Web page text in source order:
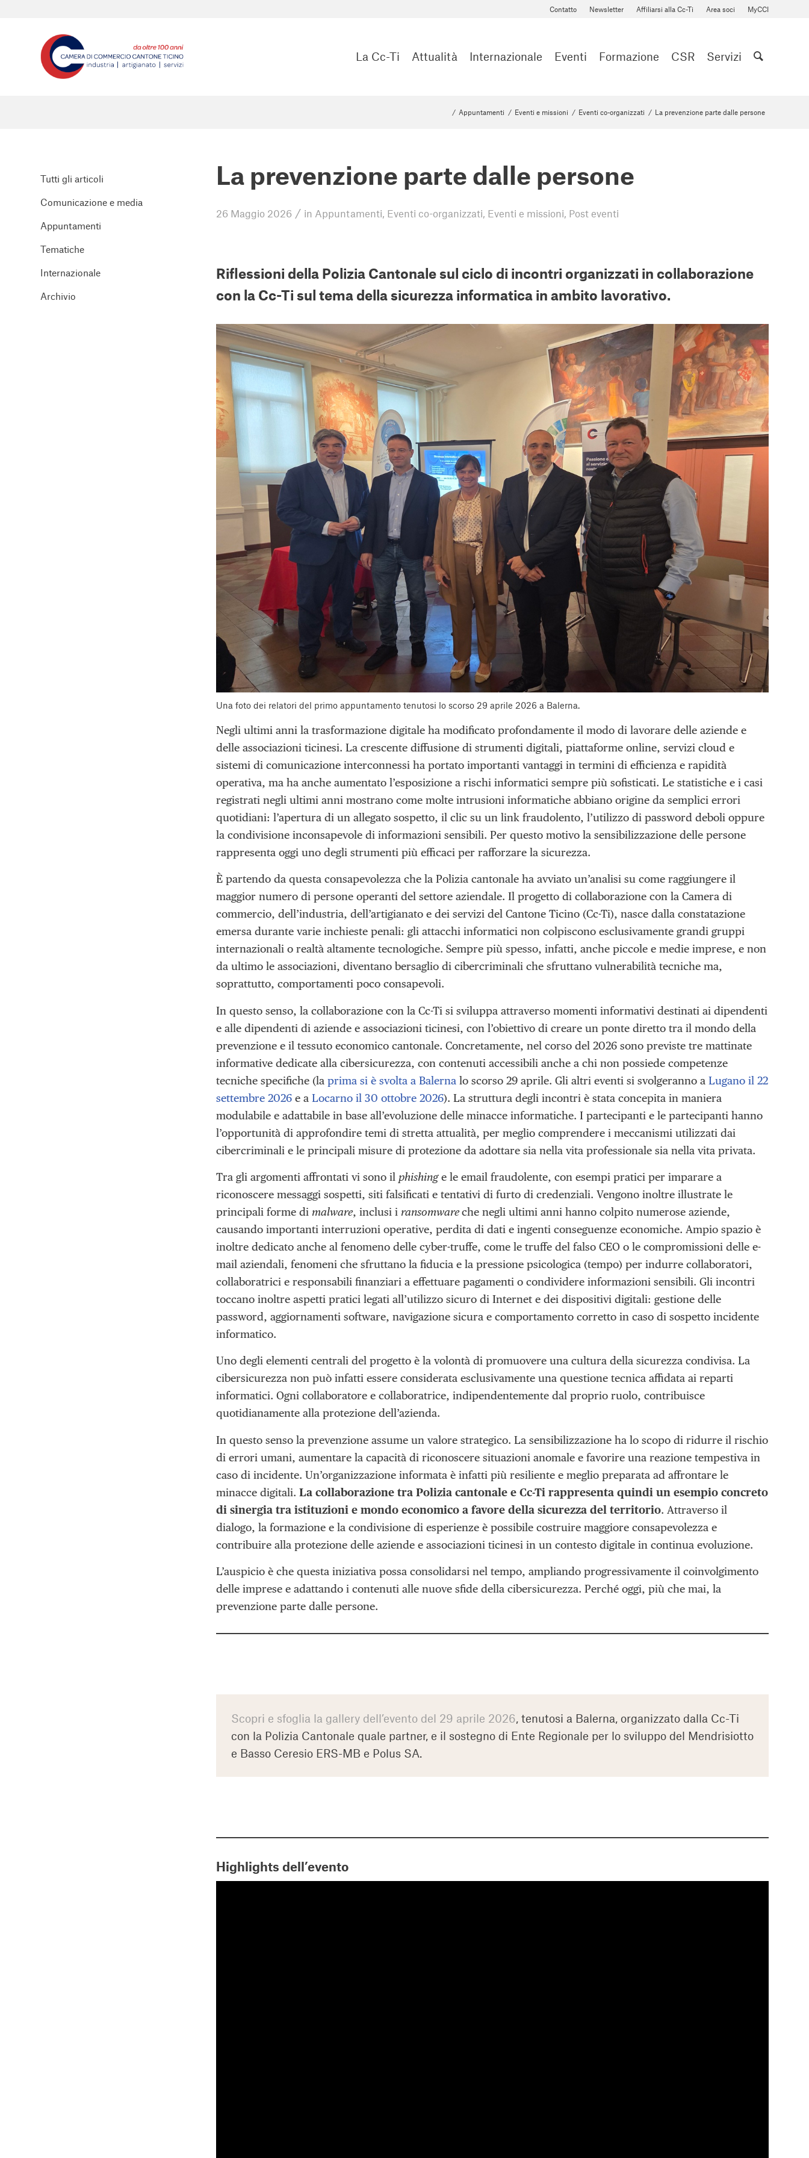
Contatto Newsletter Affiliarsi alla Cc-Ti Area soci MyCCI
La Cc-Ti Attualità Internazionale Eventi Formazione CSR Servizi
/ Appuntamenti / Eventi e missioni / Eventi co-organizzati / La prevenzione parte dalle persone
La prevenzione parte dalle persone
26 Maggio 2026 / in Appuntamenti, Eventi co-organizzati, Eventi e missioni, Post eventi
Riflessioni della Polizia Cantonale sul ciclo di incontri organizzati in collaborazione
con la Cc-Ti sul tema della sicurezza informatica in ambito lavorativo.
Una foto dei relatori del primo appuntamento tenutosi lo scorso 29 aprile 2026 a Balerna.
Negli ultimi anni la trasformazione digitale ha modificato profondamente il modo di lavorare delle aziende e
delle associazioni ticinesi. La crescente diffusione di strumenti digitali, piattaforme online, servizi cloud e
sistemi di comunicazione interconnessi ha portato importanti vantaggi in termini di efficienza e rapidità
operativa, ma ha anche aumentato l’esposizione a rischi informatici sempre più sofisticati. Le statistiche e i casi
registrati negli ultimi anni mostrano come molte intrusioni informatiche abbiano origine da semplici errori
quotidiani: l’apertura di un allegato sospetto, il clic su un link fraudolento, l’utilizzo di password deboli oppure
la condivisione inconsapevole di informazioni sensibili. Per questo motivo la sensibilizzazione delle persone
rappresenta oggi uno degli strumenti più efficaci per rafforzare la sicurezza.
È partendo da questa consapevolezza che la Polizia cantonale ha avviato un’analisi su come raggiungere il
maggior numero di persone operanti del settore aziendale. Il progetto di collaborazione con la Camera di
commercio, dell’industria, dell’artigianato e dei servizi del Cantone Ticino (Cc-Ti), nasce dalla constatazione
emersa durante varie inchieste penali: gli attacchi informatici non colpiscono esclusivamente grandi gruppi
internazionali o realtà altamente tecnologiche. Sempre più spesso, infatti, anche piccole e medie imprese, e non
da ultimo le associazioni, diventano bersaglio di cibercriminali che sfruttano vulnerabilità tecniche ma,
soprattutto, comportamenti poco consapevoli.
In questo senso, la collaborazione con la Cc-Ti si sviluppa attraverso momenti informativi destinati ai dipendenti
e alle dipendenti di aziende e associazioni ticinesi, con l’obiettivo di creare un ponte diretto tra il mondo della
prevenzione e il tessuto economico cantonale. Concretamente, nel corso del 2026 sono previste tre mattinate
informative dedicate alla cibersicurezza, con contenuti accessibili anche a chi non possiede competenze
tecniche specifiche (la prima si è svolta a Balerna lo scorso 29 aprile. Gli altri eventi si svolgeranno a Lugano il 22
settembre 2026 e a Locarno il 30 ottobre 2026). La struttura degli incontri è stata concepita in maniera
modulabile e adattabile in base all’evoluzione delle minacce informatiche. I partecipanti e le partecipanti hanno
l’opportunità di approfondire temi di stretta attualità, per meglio comprendere i meccanismi utilizzati dai
cibercriminali e le principali misure di protezione da adottare sia nella vita professionale sia nella vita privata.
Tra gli argomenti affrontati vi sono il phishinge le email fraudolente, con esempi pratici per imparare a
riconoscere messaggi sospetti, siti falsificati e tentativi di furto di credenziali. Vengono inoltre illustrate le
principali forme di malware, inclusi i ransomwareche negli ultimi anni hanno colpito numerose aziende,
causando importanti interruzioni operative, perdita di dati e ingenti conseguenze economiche. Ampio spazio è
inoltre dedicato anche al fenomeno delle cyber-truffe, come le truffe del falso CEO o le compromissioni delle e-
mail aziendali, fenomeni che sfruttano la fiducia e la pressione psicologica (tempo) per indurre collaboratori,
collaboratrici e responsabili finanziari a effettuare pagamenti o condividere informazioni sensibili. Gli incontri
toccano inoltre aspetti pratici legati all’utilizzo sicuro di Internet e dei dispositivi digitali: gestione delle
password, aggiornamenti software, navigazione sicura e comportamento corretto in caso di sospetto incidente
informatico.
Uno degli elementi centrali del progetto è la volontà di promuovere una cultura della sicurezza condivisa. La
cibersicurezza non può infatti essere considerata esclusivamente una questione tecnica affidata ai reparti
informatici. Ogni collaboratore e collaboratrice, indipendentemente dal proprio ruolo, contribuisce
quotidianamente alla protezione dell’azienda.
In questo senso la prevenzione assume un valore strategico. La sensibilizzazione ha lo scopo di ridurre il rischio
di errori umani, aumentare la capacità di riconoscere situazioni anomale e favorire una reazione tempestiva in
caso di incidente. Un’organizzazione informata è infatti più resiliente e meglio preparata ad affrontare le
minacce digitali. La collaborazione tra Polizia cantonale e Cc-Ti rappresenta quindi un esempio concreto
di sinergia tra istituzioni e mondo economico a favore della sicurezza del territorio. Attraverso il
dialogo, la formazione e la condivisione di esperienze è possibile costruire maggiore consapevolezza e
contribuire alla protezione delle aziende e associazioni ticinesi in un contesto digitale in continua evoluzione.
L’auspicio è che questa iniziativa possa consolidarsi nel tempo, ampliando progressivamente il coinvolgimento
delle imprese e adattando i contenuti alle nuove sfide della cibersicurezza. Perché oggi, più che mai, la
prevenzione parte dalle persone.
Scopri e sfoglia la gallery dell’evento del 29 aprile 2026, tenutosi a Balerna, organizzato dalla Cc-Ti
con la Polizia Cantonale quale partner, e il sostegno di Ente Regionale per lo sviluppo del Mendrisiotto
e Basso Ceresio ERS-MB e Polus SA.
Highlights dell’evento
Tutti gli articoli
Comunicazione e media
Appuntamenti
Tematiche
Internazionale
Archivio